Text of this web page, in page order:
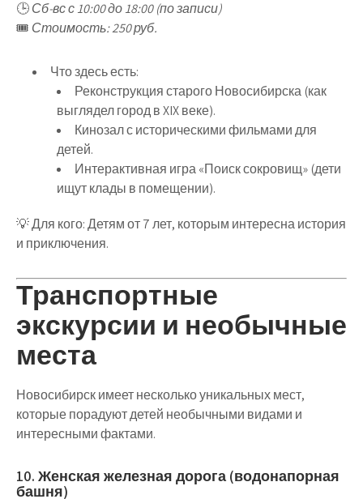
🕒Сб-вс с 10:00 до 18:00 (по записи)
🎟 Стоимость: 250 руб.
Что здесь есть:
Реконструкция старого Новосибирска(как
выглядел город в XIX веке).
Кинозал с историческими фильмами для
детей.
Интерактивная игра «Поиск сокровищ»(дети
ищут клады в помещении).
💡Для кого:Детям от 7 лет, которым интереснаистория
и приключения.
Транспортные
экскурсии и необычные
места
Новосибирск имеетнесколько уникальных мест,
которыепорадуют детей необычными видами и
интересными фактами.
10. Женская железная дорога (водонапорная
башня)